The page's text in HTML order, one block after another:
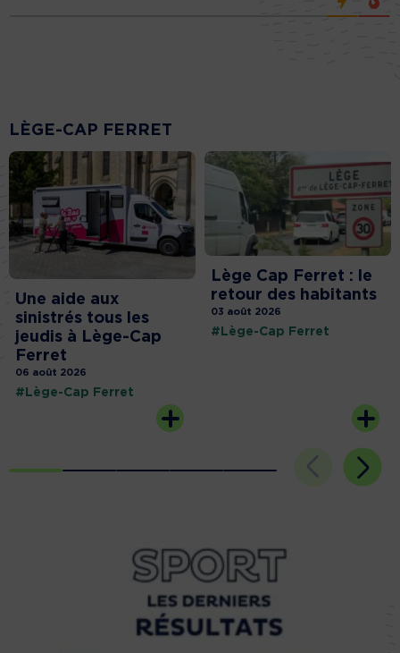
LÈGE-CAP FERRET
Une aide aux
sinistrés tous les
jeudis à Lège-Cap
Ferret
06 août 2026
#Lège-Cap Ferret
Lège Cap Ferret : le
retour des habitants
03 août 2026
#Lège-Cap Ferret